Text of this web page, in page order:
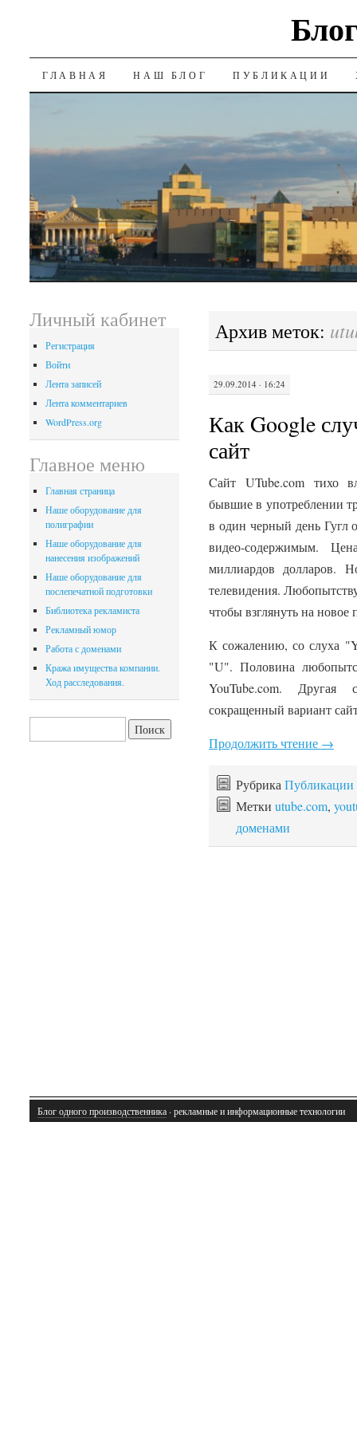
SKIP
ГЛАВНАЯ НАШ БЛОГ ПУБЛИКАЦИИ
Архив меток:
29.09.2014 · 16:24
Как Google
сайт
Cайт UTube.com тихо
бывшие в употреблении
в один черный день Гугл
видео-содержимым.
миллиардов долларов.
телевидения.
чтобы взглянуть на новое
К сожалению, со слуха
"U". Половина
YouTube.com. Другая
сокращенный вариант
Продолжить чтение →
Рубрика Публикации
Метки utube.com,
доменами
Личный кабинет
Регистрация
Войти
Лента записей
Лента комментариев
WordPress.org
Главное меню
Главная страница
Наше оборудование для
полиграфии
Наше оборудование для
нанесения изображений
Наше оборудование для
послепечатной подготовки
Библиотека рекламиста
Рекламный юмор
Работа с доменами
Кража имущества компании.
Ход расследования.
Блог одного производственника · рекламные и информационные технологии